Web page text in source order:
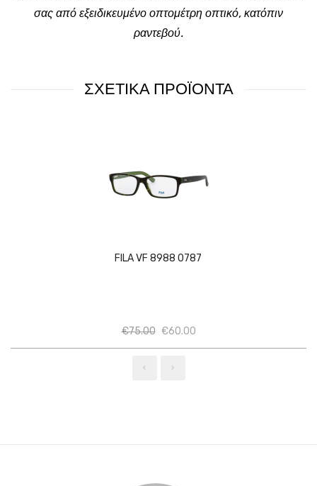
σας από εξειδικευμένο οπτομέτρη οπτικό, κατόπιν
ραντεβού.
ΣΧΕΤΙΚΑ ΠΡΟΪΟΝΤΑ
FILA VF 8988 0787
€75.00 Ποσότητα
€60.00Ποσότητα